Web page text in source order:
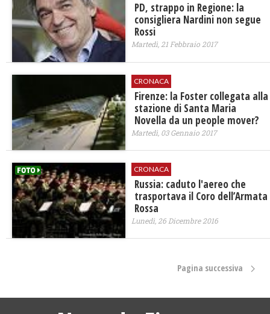
PD, strappo in Regione: la
consigliera Nardini non segue
Rossi
Martedì, 21 Febbraio 2017
CRONACA
Firenze: la Foster collegata alla
stazione di Santa Maria
Novella da un people mover?
Martedì, 03 Gennaio 2017
CRONACA
Russia: caduto l'aereo che
trasportava il Coro dell’Armata
Rossa
Lunedì, 26 Dicembre 2016
Pagina successiva